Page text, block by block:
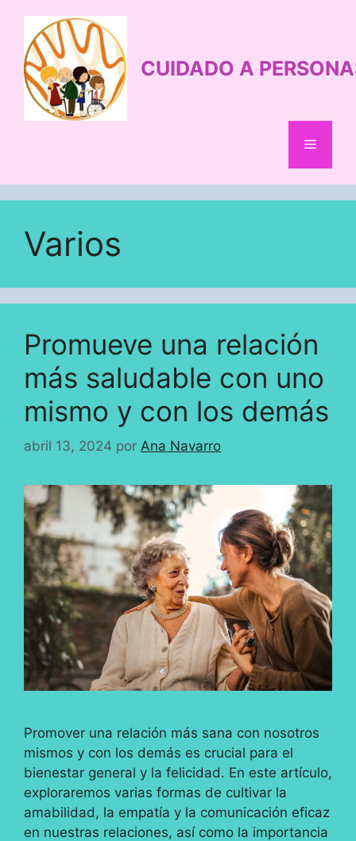
contenido
CUIDADO A
Menú
Varios
Promueve una relación
más saludable con uno
mismo y con los demás
abril 13, 2024 por Ana Navarro
Promover una relación más sana con nosotros
mismos y con los demás es crucial para el
bienestar general y la felicidad. En este artículo,
exploraremos varias formas de cultivar la
amabilidad, la empatía y la comunicación eficaz
en nuestras relaciones, así como la importancia